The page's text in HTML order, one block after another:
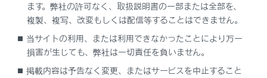
合わせて見られているページ
ます。弊社の許可なく、取扱説明書の一部または全部を、
複製、複写、改変もしくは配信等することはできません。
当サイトの利用、または利用できなかったことにより万一
損害が生じても、弊社は一切責任を負いません。
掲載内容は予告なく変更、またはサービスを中止すること